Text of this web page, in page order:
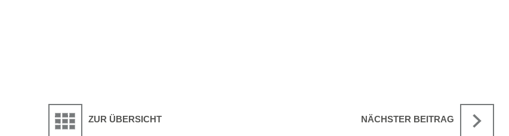
ZUR ÜBERSICHT NÄCHSTER BEITRAG